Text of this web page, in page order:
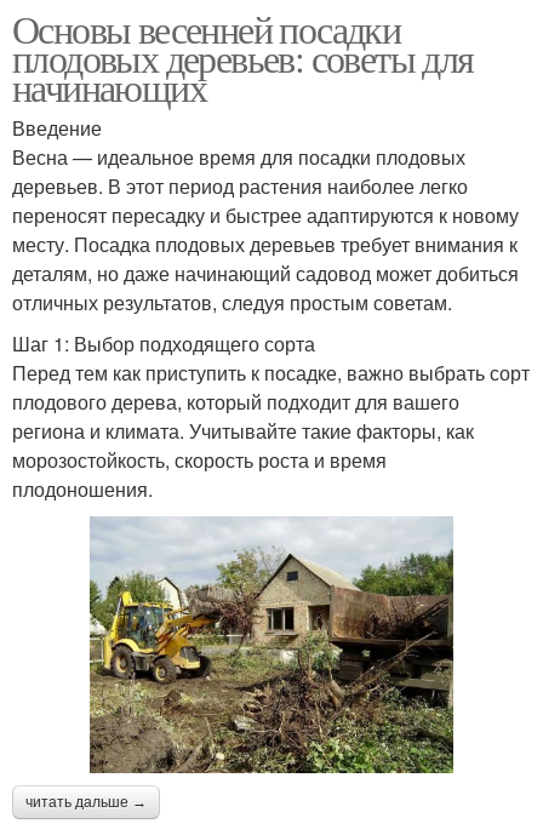
Основы весенней посадки
плодовых деревьев: советы для
начинающих
Введение
Весна — идеальное время для посадки плодовых
деревьев. В этот период растения наиболее легко
переносят пересадку и быстрее адаптируются к новому
месту. Посадка плодовых деревьев требует внимания к
деталям, но даже начинающий садовод может добиться
отличных результатов, следуя простым советам.
Шаг 1: Выбор подходящего сорта
Перед тем как приступить к посадке, важно выбрать сорт
плодового дерева, который подходит для вашего
региона и климата. Учитывайте такие факторы, как
морозостойкость, скорость роста и время
плодоношения.
читать дальше →